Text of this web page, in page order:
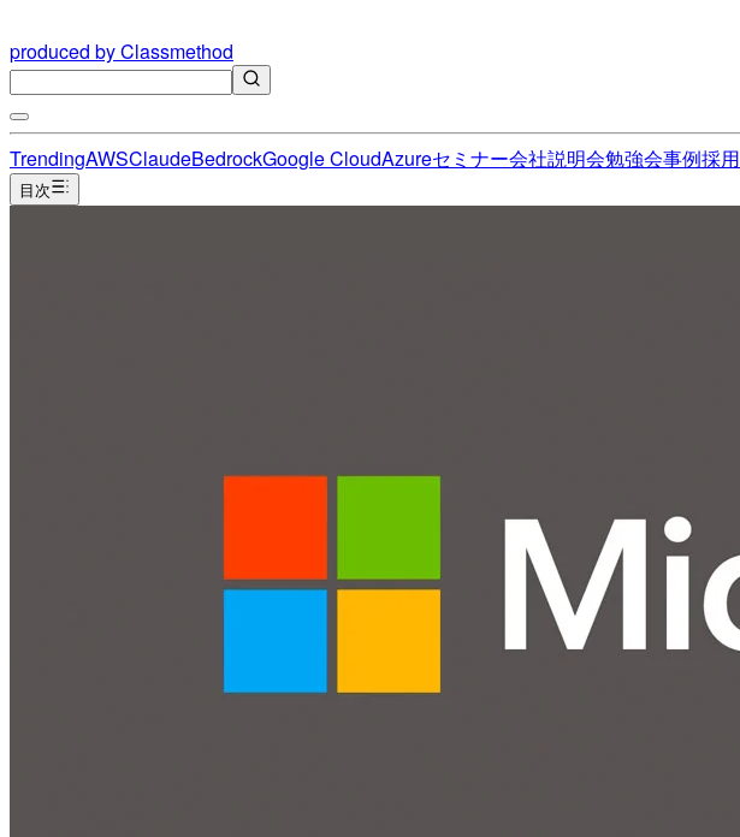
produced by Classmethod
TrendingAWSClaudeBedrockGoogle CloudAzureセミナー会社説明会勉強会事例採用
目次